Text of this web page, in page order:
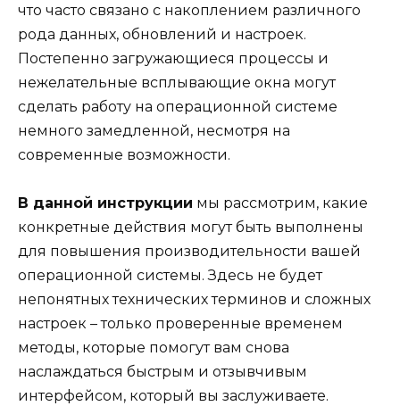
что часто связано с накоплением различного
рода данных, обновлений и настроек.
Постепенно загружающиеся процессы и
нежелательные всплывающие окна могут
сделать работу на операционной системе
немного замедленной, несмотря на
современные возможности.
В данной инструкции мы рассмотрим, какие
конкретные действия могут быть выполнены
для повышения производительности вашей
операционной системы. Здесь не будет
непонятных технических терминов и сложных
настроек – только проверенные временем
методы, которые помогут вам снова
наслаждаться быстрым и отзывчивым
интерфейсом, который вы заслуживаете.